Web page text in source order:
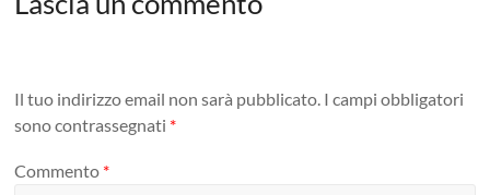
Il tuo indirizzo email non sarà pubblicato. I campi obbligatori
sono contrassegnati *
Commento *